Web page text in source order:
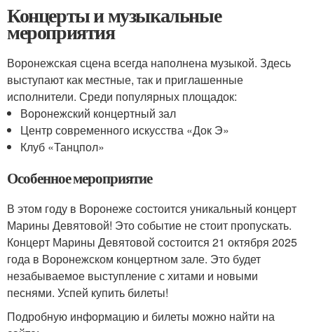
Концерты и музыкальные
мероприятия
Воронежская сцена всегда наполнена музыкой. Здесь
выступают как местные, так и приглашенные
исполнители. Среди популярных площадок:
Воронежский концертный зал
Центр современного искусства «Док Э»
Клуб «Танцпол»
Особенное мероприятие
В этом году в Воронеже состоится уникальный концерт
Марины Девятовой! Это событие не стоит пропускать.
Концерт Марины Девятовой состоится 21 октября 2025
года в Воронежском концертном зале. Это будет
незабываемое выступление с хитами и новыми
песнями. Успей купить билеты!
Подробную информацию и билеты можно найти на